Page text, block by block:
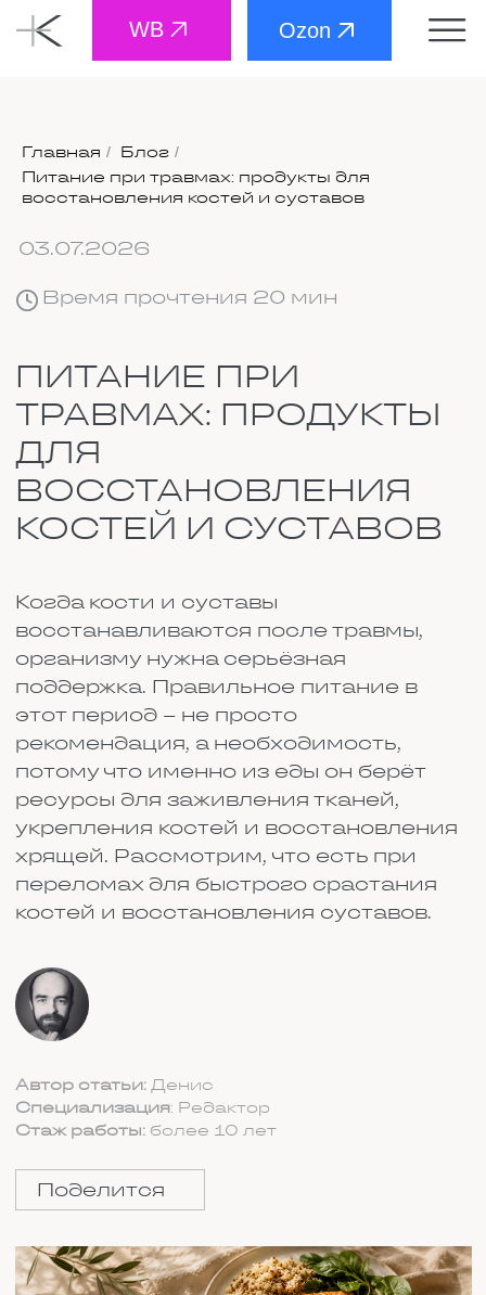
Главная / Блог /
Питание при травмах: продукты для
восстановления костей и суставов
ТРАВМАХ: ПРОДУКТЫ
КОСТЕЙ И СУСТАВОВ
Когда кости и суставы
восстанавливаются после травмы,
организму нужна серьёзная
поддержка. Правильное питание в
этот период – не просто
рекомендация, а необходимость,
хрящей. Рассмотрим, что есть при
переломах для быстрого срастания
костей и восстановления суставов.
03.07.2026
Автор статьи:Денис
Специализация: Редактор
Стаж работы:более 10 лет
Поделится
СОДЕРЖАНИЕ:
ПОСЛЕ ПЕРЕЛОМА ИЛИ ПОВРЕЖДЕНИЯ
СУСТАВА
ОСНОВНЫЕ ПРАВИЛА ПИТАНИЯ